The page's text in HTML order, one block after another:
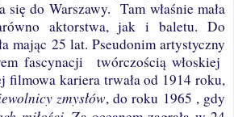
się do Warszawy. Tam właśnie mała
aktorstwa, jak i baletu. Do
mając 25 lat. Pseudonim artystyczny
fascynacji
twórczością włoskiej
filmowa kariera trwała od 1914 roku,
zmysłów, do roku 1965 , gdy